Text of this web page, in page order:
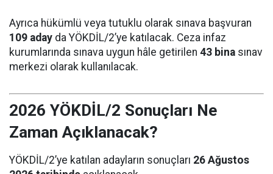
Ayrıca hükümlü veya tutuklu olarak sınava başvuran
109 aday da YÖKDİL/2’ye katılacak. Ceza infaz
kurumlarında sınava uygun hâle getirilen 43 bina sınav
merkezi olarak kullanılacak.
2026 YÖKDİL/2 Sonuçları Ne
Zaman Açıklanacak?
YÖKDİL/2’ye katılan adayların sonuçları 26 Ağustos